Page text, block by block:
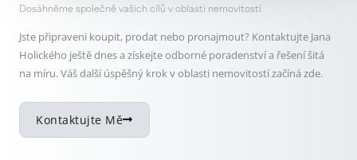
Dosáhněme společně vašich cílů v oblasti nemovitostí
Jste připraveni koupit, prodat nebo pronajmout? Kontaktujte Jana
Holického ještě dnes a získejte odborné poradenství a řešení šitá
na míru. Váš další úspěšný krok v oblasti nemovitostí začíná zde.
Kontaktujte Mě